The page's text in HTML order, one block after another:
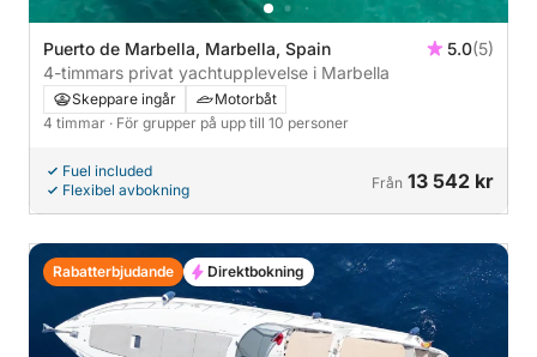
Puerto de Marbella, Marbella, Spain 5.0(5)
4-timmars privat yachtupplevelse i Marbella
Skeppare ingår
Motorbåt
4 timmar · För grupper på upp till 10 personer
Fuel included
Flexibel avbokning
Från 13 542 kr
Rabatterbjudande Direktbokning